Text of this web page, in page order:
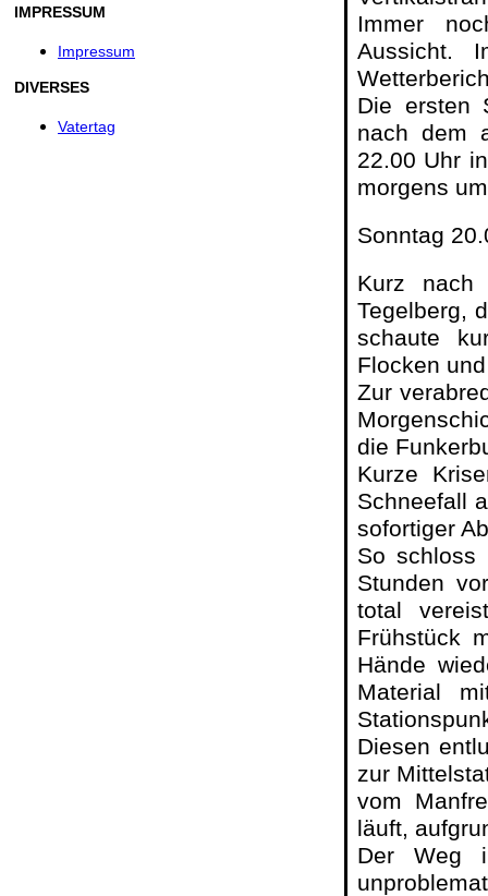
IMPRESSUM
Impressum
DIVERSES
Vatertag
Immer
Aussicht.
Die ersten
nach dem
22.00 Uhr
morgens
Sonntag
Kurz nach
Tegelberg,
schaute
Flocken
Zur
die
Kurze
Schneefall
sofortiger
So schloss
Stunden
total
Frühstück
Hände
Material
Diesen
zur
vom
läuft,
Der Weg